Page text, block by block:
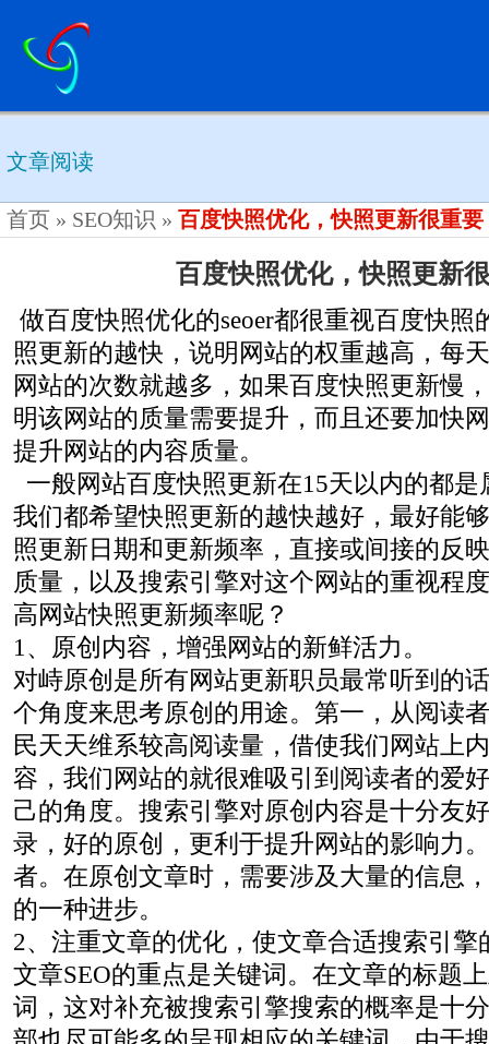
文章阅读
首页 » SEO知识 » 百度快照优化，快照更新很重要
百度快照优化，快照更新
做百度快照优化的seoer都很重视百度快照
照更新的越快，说明网站的权重越高，每
网站的次数就越多，如果百度快照更新慢
明该网站的质量需要提升，而且还要加快
提升网站的内容质量。
一般网站百度快照更新在15天以内的都
我们都希望快照更新的越快越好，最好能
照更新日期和更新频率，直接或间接的反
质量，以及搜索引擎对这个网站的重视程
高网站快照更新频率呢？
1、原创内容，增强网站的新鲜活力。
对峙原创是所有网站更新职员最常听到的
个角度来思考原创的用途。第一，从阅读
民天天维系较高阅读量，借使我们网站上
容，我们网站的就很难吸引到阅读者的爱
己的角度。搜索引擎对原创内容是十分友
录，好的原创，更利于提升网站的影响力
者。在原创文章时，需要涉及大量的信息
的一种进步。
2、注重文章的优化，使文章合适搜索引擎
文章SEO的重点是关键词。在文章的标题
词，这对补充被搜索引擎搜索的概率是十